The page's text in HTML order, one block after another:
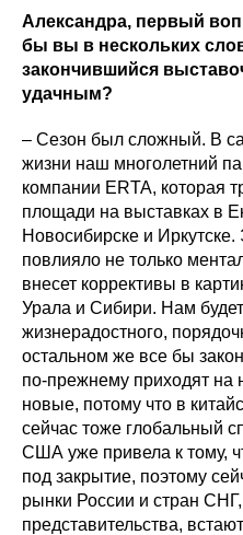
Александра, первый
бы вы в нескольких
закончившийся
удачным?
– Сезон был сложный. В
жизни наш многолетний
компании ERTA, которая
площади на выставках в
Новосибирске и Иркутске.
повлияло не только
внесет коррективы в
Урала и Сибири. Нам будет
жизнерадостного,
остальном же все бы
по-прежнему приходят на
новые, потому что в
сейчас тоже глобальный
США уже привела к тому,
под закрытие, поэтому
рынки России и стран
представительства,